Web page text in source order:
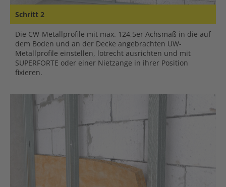
Schritt 2
Die CW-Metallprofile mit max. 124,5er Achsmaß in die auf
dem Boden und an der Decke angebrachten UW-
Metallprofile einstellen, lotrecht ausrichten und mit
SUPERFORTE oder einer Nietzange in ihrer Position
fixieren.